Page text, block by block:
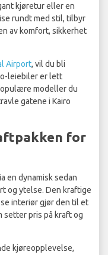
kjøretur eller en
rundt med stil, tilbyr
av komfort, sikkerhet
Airport, vil du bli
leiebiler er lett
modeller du
gatene i Kairo
for
en dynamisk sedan
og ytelse. Den kraftige
interiør gjør den til et
setter pris på kraft og
kjøreopplevelse,